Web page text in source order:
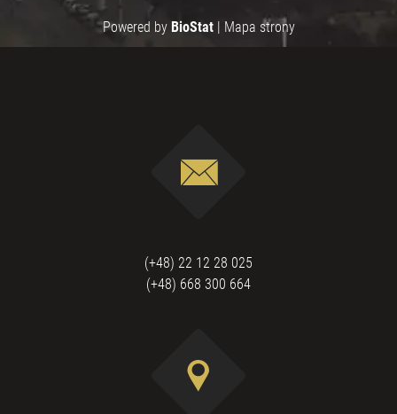
Powered by BioStat| Mapa strony
(+48) 22 12 28 025
(+48) 668 300 664